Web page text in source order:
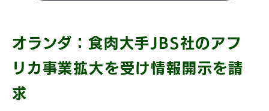
オランダ：食肉大手JBS社のアフ
リカ事業拡大を受け情報開示を請
求